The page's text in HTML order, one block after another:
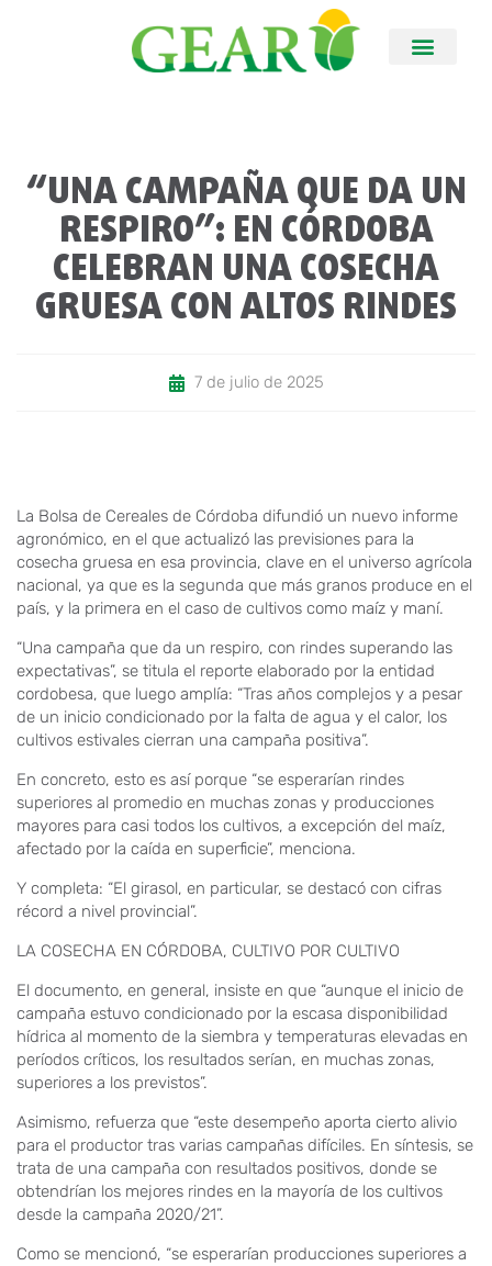
“UNA CAMPAÑA QUE DA UN
RESPIRO”: EN CÓRDOBA
CELEBRAN UNA COSECHA
GRUESA CON ALTOS RINDES
7 de julio de 2025
La Bolsa de Cereales de Córdoba difundió un nuevo informe
agronómico, en el que actualizó las previsiones para la
cosecha gruesa en esa provincia, clave en el universo agrícola
nacional, ya que es la segunda que más granos produce en el
país, y la primera en el caso de cultivos como maíz y maní.
“Una campaña que da un respiro, con rindes superando las
expectativas”, se titula el reporte elaborado por la entidad
cordobesa, que luego amplía: “Tras años complejos y a pesar
de un inicio condicionado por la falta de agua y el calor, los
cultivos estivales cierran una campaña positiva”.
En concreto, esto es así porque “se esperarían rindes
superiores al promedio en muchas zonas y producciones
mayores para casi todos los cultivos, a excepción del maíz,
afectado por la caída en superficie”, menciona.
Y completa: “El girasol, en particular, se destacó con cifras
récord a nivel provincial”.
LA COSECHA EN CÓRDOBA, CULTIVO POR CULTIVO
El documento, en general, insiste en que “aunque el inicio de
campaña estuvo condicionado por la escasa disponibilidad
hídrica al momento de la siembra y temperaturas elevadas en
períodos críticos, los resultados serían, en muchas zonas,
superiores a los previstos”.
Asimismo, refuerza que “este desempeño aporta cierto alivio
para el productor tras varias campañas difíciles. En síntesis, se
trata de una campaña con resultados positivos, donde se
obtendrían los mejores rindes en la mayoría de los cultivos
desde la campaña 2020/21”.
Como se mencionó, “se esperarían producciones superiores a